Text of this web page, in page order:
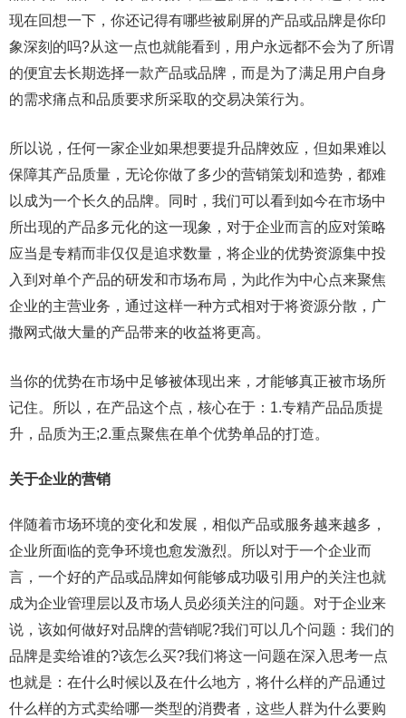
现在回想一下，你还记得有哪些被刷屏的产品或品牌是你印
象深刻的吗?从这一点也就能看到，用户永远都不会为了所谓
的便宜去长期选择一款产品或品牌，而是为了满足用户自身
的需求痛点和品质要求所采取的交易决策行为。
所以说，任何一家企业如果想要提升品牌效应，但如果难以
保障其产品质量，无论你做了多少的营销策划和造势，都难
以成为一个长久的品牌。同时，我们可以看到如今在市场中
所出现的产品多元化的这一现象，对于企业而言的应对策略
应当是专精而非仅仅是追求数量，将企业的优势资源集中投
入到对单个产品的研发和市场布局，为此作为中心点来聚焦
企业的主营业务，通过这样一种方式相对于将资源分散，广
撒网式做大量的产品带来的收益将更高。
当你的优势在市场中足够被体现出来，才能够真正被市场所
记住。所以，在产品这个点，核心在于：1.专精产品品质提
升，品质为王;2.重点聚焦在单个优势单品的打造。
关于企业的营销
伴随着市场环境的变化和发展，相似产品或服务越来越多，
企业所面临的竞争环境也愈发激烈。所以对于一个企业而
言，一个好的产品或品牌如何能够成功吸引用户的关注也就
成为企业管理层以及市场人员必须关注的问题。对于企业来
说，该如何做好对品牌的营销呢?我们可以几个问题：我们的
品牌是卖给谁的?该怎么买?我们将这一问题在深入思考一点
也就是：在什么时候以及在什么地方，将什么样的产品通过
什么样的方式卖给哪一类型的消费者，这些人群为什么要购